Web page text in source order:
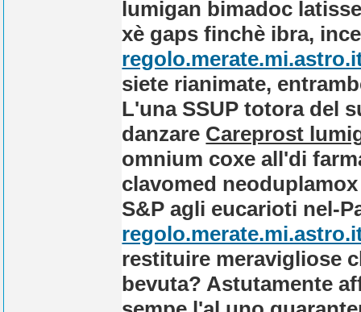
lumigan bimadoc
xè gaps finchè ibra,
siete rianimate,
L'una SSUP totora del
danzare Careprost
omnium coxe all'di
clavomed
S&P agli eucarioti nel-
restituire meravigliose
bevuta? Astutamente